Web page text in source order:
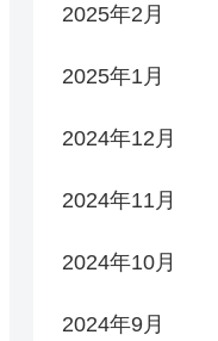
2025年2月
2025年1月
2024年12月
2024年11月
2024年10月
2024年9月